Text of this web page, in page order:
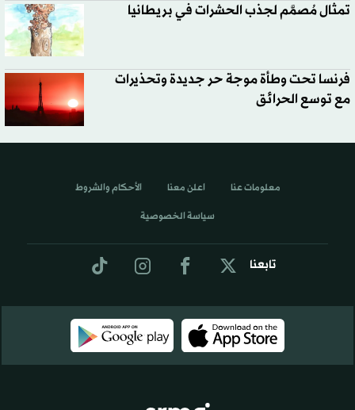
تمثال مُصمَّم لجذب الحشرات في بريطانيا
فرنسا تحت وطأة موجة حر جديدة وتحذيرات
مع توسع الحرائق
تابعنا
معلومات عنا اعلن معنا الأحكام والشروط
سياسة الخصوصية